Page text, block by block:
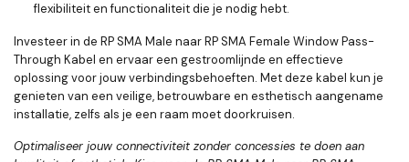
flexibiliteit en functionaliteit die je nodig hebt.
Investeer in de RP SMA Male naar RP SMA Female Window Pass-
Through Kabel en ervaar een gestroomlijnde en effectieve
oplossing voor jouw verbindingsbehoeften. Met deze kabel kun je
genieten van een veilige, betrouwbare en esthetisch aangename
installatie, zelfs als je een raam moet doorkruisen.
Optimaliseer jouw connectiviteit zonder concessies te doen aan